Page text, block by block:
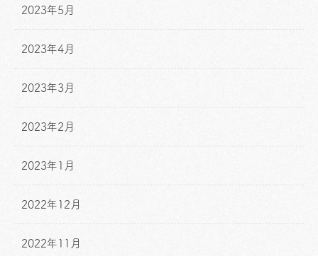
2023年5月
2023年4月
2023年3月
2023年2月
2023年1月
2022年12月
2022年11月